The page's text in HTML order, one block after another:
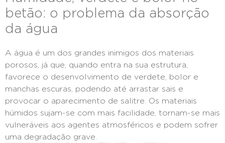
betão: o problema da absorção
da água
A água é um dos grandes inimigos dos materiais
porosos, já que, quando entra na sua estrutura,
favorece o desenvolvimento de verdete, bolor e
manchas escuras, podendo até arrastar sais e
provocar o aparecimento de salitre. Os materiais
húmidos sujam-se com mais facilidade, tornam-se mais
vulneráveis aos agentes atmosféricos e podem sofrer
uma degradação grave.